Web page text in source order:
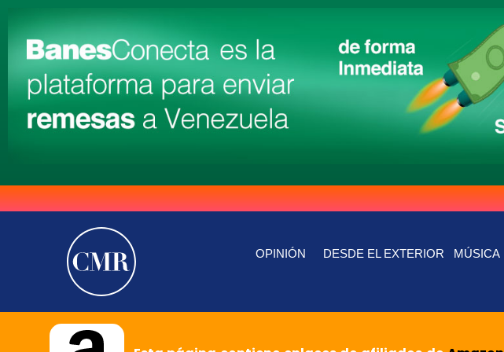
OPINIÓN DESDE EL EXTERIOR MÚSICA